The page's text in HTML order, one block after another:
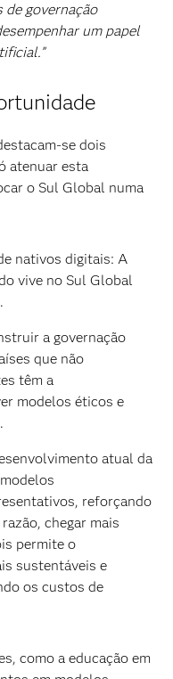
governação
um papel
se dois
atenuar esta
o Sul Global numa
nativos digitais: A
vive no Sul Global
a governação
que não
têm a
modelos éticos e
atual da
reforçando
chegar mais
permite o
sustentáveis ​​​​e
os custos de
como a educação em